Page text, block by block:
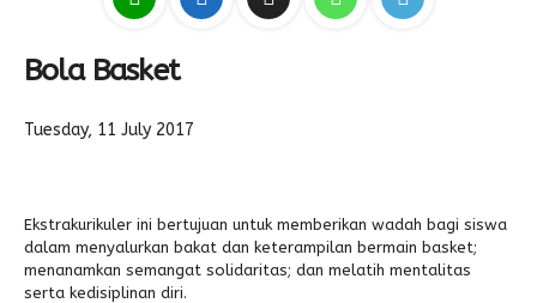
Galeri
Link Referensi
Bola Basket
Tuesday, 11 July 2017
Ekstrakurikuler ini bertujuan untuk memberikan wadah bagi siswa
dalam menyalurkan bakat dan keterampilan bermain basket;
menanamkan semangat solidaritas; dan melatih mentalitas
serta kedisiplinan diri.